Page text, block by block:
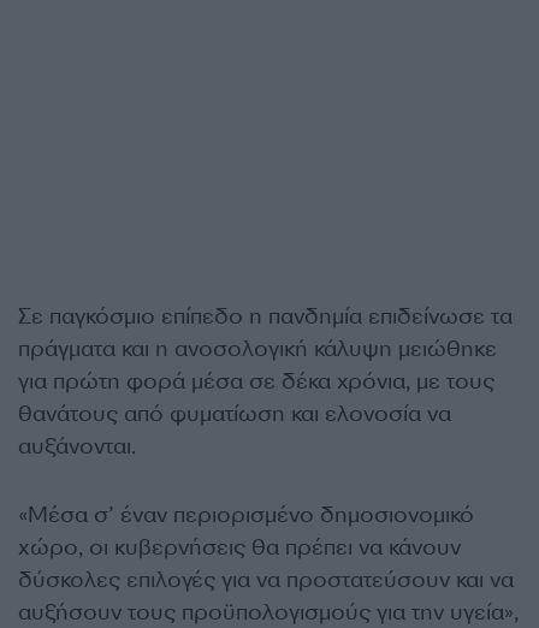
Σε παγκόσμιο επίπεδο η πανδημία επιδείνωσε τα
πράγματα και η ανοσολογική κάλυψη μειώθηκε
για πρώτη φορά μέσα σε δέκα χρόνια, με τους
θανάτους από φυματίωση και ελονοσία να
αυξάνονται.
«Μέσα σ’ έναν περιορισμένο δημοσιονομικό
χώρο, οι κυβερνήσεις θα πρέπει να κάνουν
δύσκολες επιλογές για να προστατεύσουν και να
αυξήσουν τους προϋπολογισμούς για την υγεία»,